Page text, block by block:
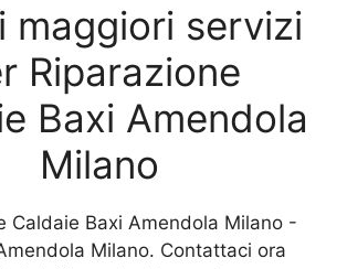
maggiori servizi
Riparazione
Baxi Amendola
Milano